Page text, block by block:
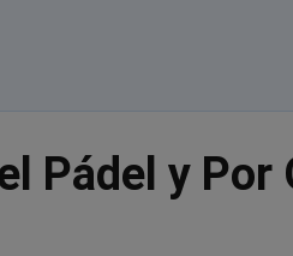
Pádel y Por